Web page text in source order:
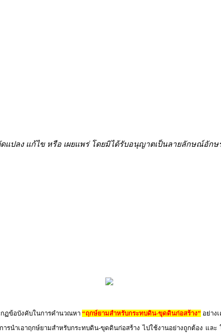
แปลง แก้ไข หรือ เผยแพร่ โดยมิได้รับอนุญาตเป็นลายลักษณ์อักษ
ฏข้อบังคับในการคำนวณหา “ฤกษ์ยามสำหรับกระทบดิน-ขุดดินก่อสร้าง” อย่าง
รนำเอาฤกษ์ยามสำหรับกระทบดิน-ขุดดินก่อสร้าง ไปใช้งานอย่างถูกต้อง แล